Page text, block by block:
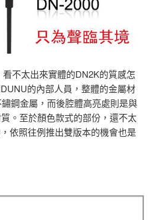
不太出來實體的DN2K的質感怎
的內部人員，整體的金屬材
鋼金屬，而後腔體高亮處則是與
。至於顏色款式的部份，還不太
依照往例推出雙版本的機會也是